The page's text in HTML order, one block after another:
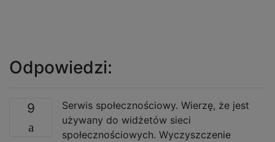
Odpowiedzi:
9
Serwis społecznościowy. Wierzę, że jest
używany do widżetów sieci
społecznościowych. Wyczyszczenie